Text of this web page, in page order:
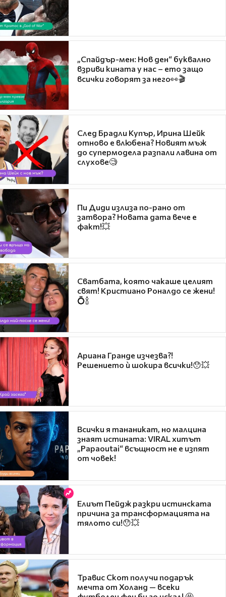
„Спайдър-мен: Нов ден“ буквално
взриви кината у нас – ето защо
всички говорят за него👀🎬
След Брадли Купър, Ирина Шейк
отново е влюбена? Новият мъж
до супермодела разпали лавина от
слухове🧐
Пи Диди излиза по-рано от
затвора? Новата дата вече е
факт!💥
Сватбата, която чакаше целият
свят! Кристиано Роналдо се жени!
💍🍾
Ариана Гранде изчезва?!
Решението ѝ шокира всички!😯💥
Всички я тананикат, но малцина
знаят истината: VIRAL хитът
„Papaoutai“ всъщност не е изпят
от човек!
Елиът Пейдж разкри истинската
причина за трансформацията на
тялото си!😯💥
Травис Скот получи подарък
мечта от Холанд — всеки